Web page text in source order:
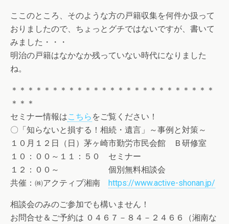
ここのところ、そのような方の戸籍収集を何件か扱って
おりましたので、ちょっとグチではないですが、書いて
みました・・・
明治の戸籍はなかなか残っていない時代になりました
ね。
＊＊＊＊＊＊＊＊＊＊＊＊＊＊＊＊＊＊＊＊＊＊＊＊＊
＊＊＊
セミナー情報はこちら をご覧ください！
〇「知らないと損する！相続・遺言」～事例と対策～
１０月１２日（日）茅ヶ崎市勤労市民会館 Ｂ研修室
１０：００～１１：５０ セミナー
１２：００～ 個別無料相談会
共催：㈱アクティブ湘南 https://www.active-shonan.jp/
相談会のみのご参加でも構いません！
お問合せ＆ご予約は ０４６７－８４－２４６６（湘南な